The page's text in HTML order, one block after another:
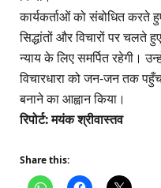
कार्यकर्ताओं को संबोधित करते
सिद्धांतों और विचारों पर चलते
न्याय के लिए समर्पित रहेगी।
विचारधारा को जन-जन तक
बनाने का आह्वान किया।
रिपोर्ट: मयंक श्रीवास्तव
Share this: